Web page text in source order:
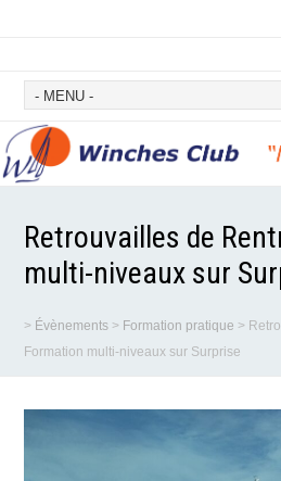
Retrouvailles de
multi-niveaux sur
> Évènements > Formation pratique >
Formation multi-niveaux sur Surprise